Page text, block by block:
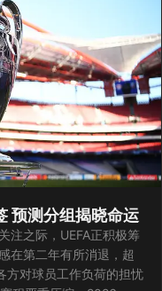
预测分组揭晓命运
注之际，UEFA正积极筹
在第二年有所消退，超
方对球员工作负荷的担忧